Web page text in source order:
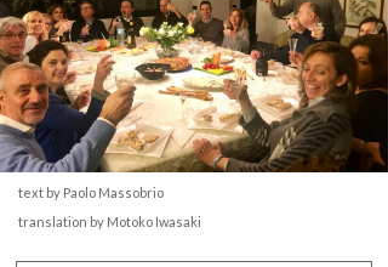
text by Paolo Massobrio
translation by Motoko Iwasaki